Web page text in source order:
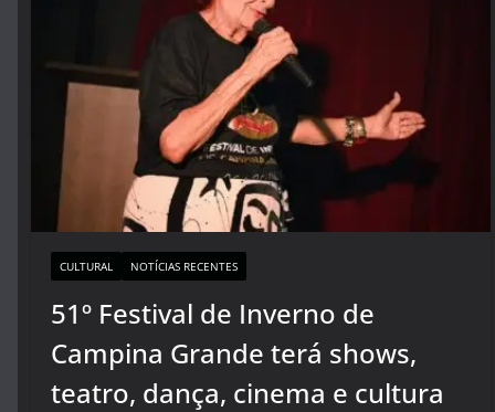
CULTURAL NOTÍCIAS RECENTES
51º Festival de Inverno de
Campina Grande terá shows,
teatro, dança, cinema e cultura